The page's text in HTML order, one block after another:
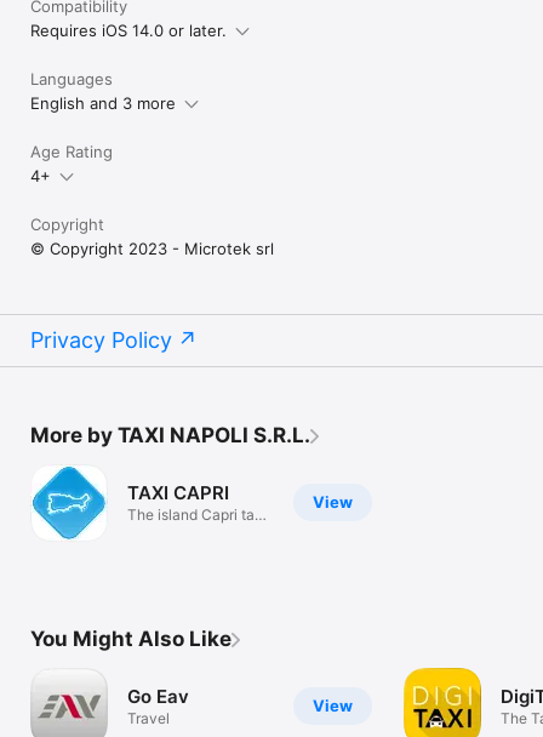
Compatibility
Requires iOS 14.0 or later.
Languages
English and 3 more
Age Rating
4+
Copyright
© Copyright 2023 - Microtek srl
Privacy Policy
More by TAXI NAPOLI S.R.L.
View
TAXI CAPRI
The island Capri taxi
You Might Also Like
View
Go Eav
Travel The